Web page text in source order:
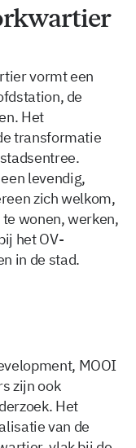
vormt een
de
Het
transformatie
levendig,
zich welkom,
wonen, werken,
het OV-
in de stad.
MOOI
zijn ook
Het
van de